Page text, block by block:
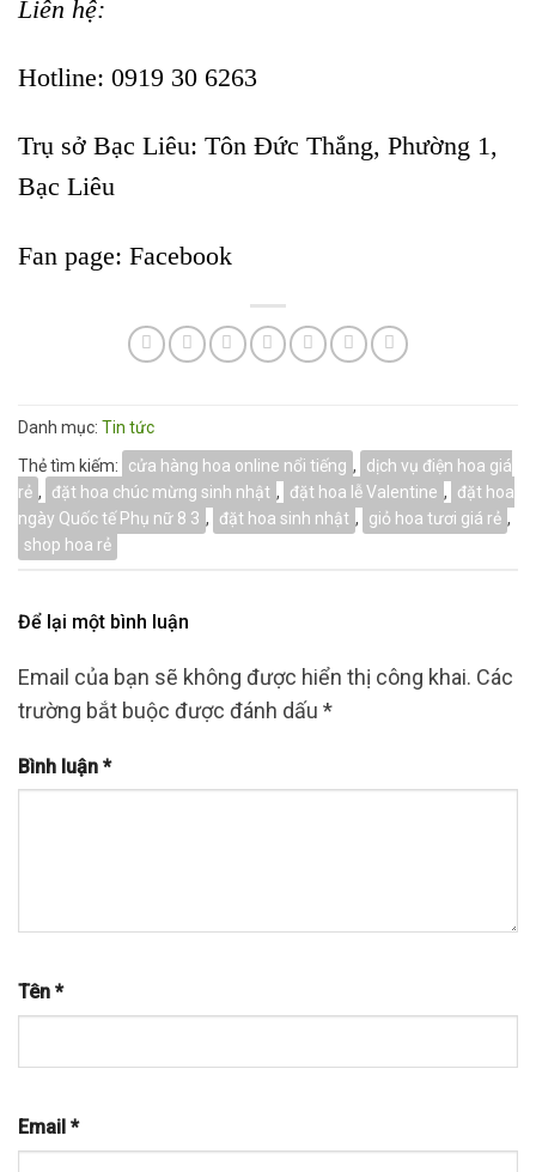
Liên hệ:
Hotline: 0919 30 6263
Trụ sở Bạc Liêu: Tôn Đức Thắng, Phường 1,
Bạc Liêu
Fan page: Facebook
Danh mục: Tin tức
Thẻ tìm kiếm:
cửa hàng hoa online nổi tiếng ,
dịch vụ điện hoa giá
rẻ , đặt hoa chúc mừng sinh nhật , đặt hoa lễ Valentine ,
đặt hoa
ngày Quốc tế Phụ nữ 8 3 , đặt hoa sinh nhật , giỏ hoa tươi giá rẻ ,
shop hoa rẻ
Để lại một bình luận
Email của bạn sẽ không được hiển thị công khai. Các
trường bắt buộc được đánh dấu *
Bình luận *
Tên *
Email *